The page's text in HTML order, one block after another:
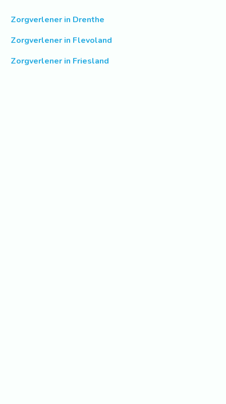
Zorgverlener in Drenthe
Zorgverlener in Flevoland
Zorgverlener in Friesland